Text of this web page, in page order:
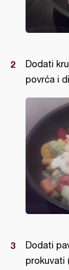
Dodati
povrća i
Dodati
prokuvati